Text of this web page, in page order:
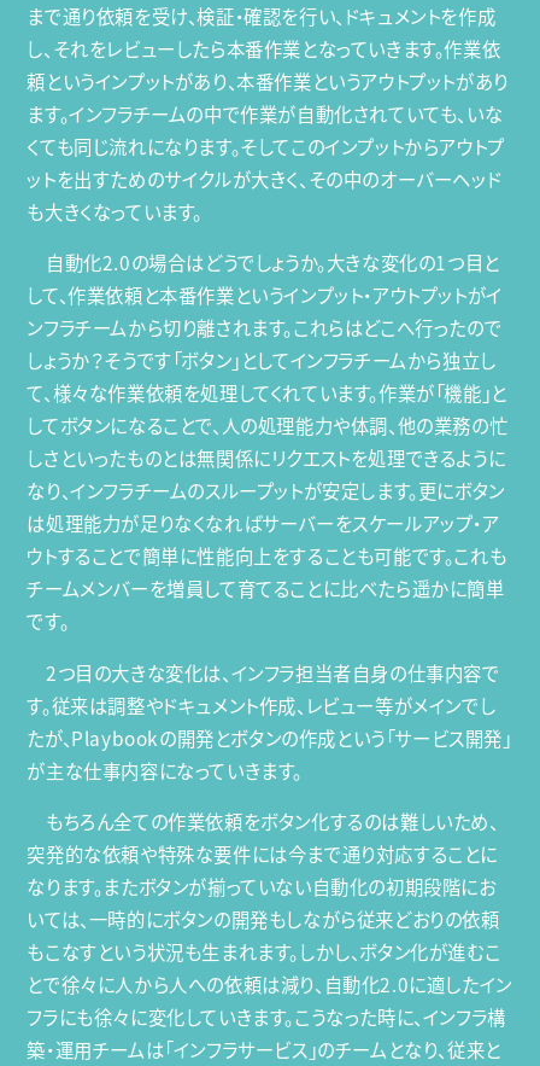
まで通り依頼を受け、検証・確認を行い、ドキュメントを作成
し、それをレビューしたら本番作業となっていきます。作業依
頼というインプットがあり、本番作業というアウトプットがあり
ます。インフラチームの中で作業が自動化されていても、いな
くても同じ流れになります。そしてこのインプットからアウトプ
ットを出すためのサイクルが大きく、その中のオーバーヘッド
も大きくなっています。
自動化2.0の場合はどうでしょうか。大きな変化の1つ目と
して、作業依頼と本番作業というインプット・アウトプットがイ
ンフラチームから切り離されます。これらはどこへ行ったので
しょうか？そうです「ボタン」としてインフラチームから独立し
て、様々な作業依頼を処理してくれています。作業が「機能」と
してボタンになることで、人の処理能力や体調、他の業務の忙
しさといったものとは無関係にリクエストを処理できるように
なり、インフラチームのスループットが安定します。更にボタン
は処理能力が足りなくなればサーバーをスケールアップ・ア
ウトすることで簡単に性能向上をすることも可能です。これも
チームメンバーを増員して育てることに比べたら遥かに簡単
です。
2つ目の大きな変化は、インフラ担当者自身の仕事内容で
す。従来は調整やドキュメント作成、レビュー等がメインでし
たが、Playbookの開発とボタンの作成という「サービス開発」
が主な仕事内容になっていきます。
もちろん全ての作業依頼をボタン化するのは難しいため、
突発的な依頼や特殊な要件には今まで通り対応することに
なります。またボタンが揃っていない自動化の初期段階にお
いては、一時的にボタンの開発もしながら従来どおりの依頼
もこなすという状況も生まれます。しかし、ボタン化が進むこ
とで徐々に人から人への依頼は減り、自動化2.0に適したイン
フラにも徐々に変化していきます。こうなった時に、インフラ構
築・運用チームは「インフラサービス」のチームとなり、従来と